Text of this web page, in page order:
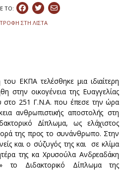
ΤΟ:
ΣΤΗ ΛΙΣΤΑ
ΕΚΠΑ τελέσθηκε μια ιδιαίτερη
στην οικογένεια της Ευαγγελίας
στο 251 Γ.Ν.Α. που έπεσε την ώρα
ανθρωπιστικής αποστολής στη
Δίπλωμα, ως ελάχιστος
της προς το συνάνθρωπο. Στην
και ο σύζυγός της και σε κλίμα
της κα Χρυσούλα Ανδρεαδάκη
το Διδακτορικό Δίπλωμα της